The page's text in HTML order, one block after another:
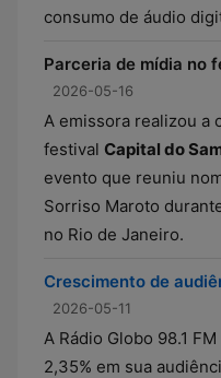
consumo de áudio
Parceria de mídia no
2026-05-16
A emissora realizou a
festival Capital do
evento que reuniu
Sorriso Maroto
no Rio de Janeiro.
Crescimento de
2026-05-11
A Rádio Globo 98.1
2,35% em sua